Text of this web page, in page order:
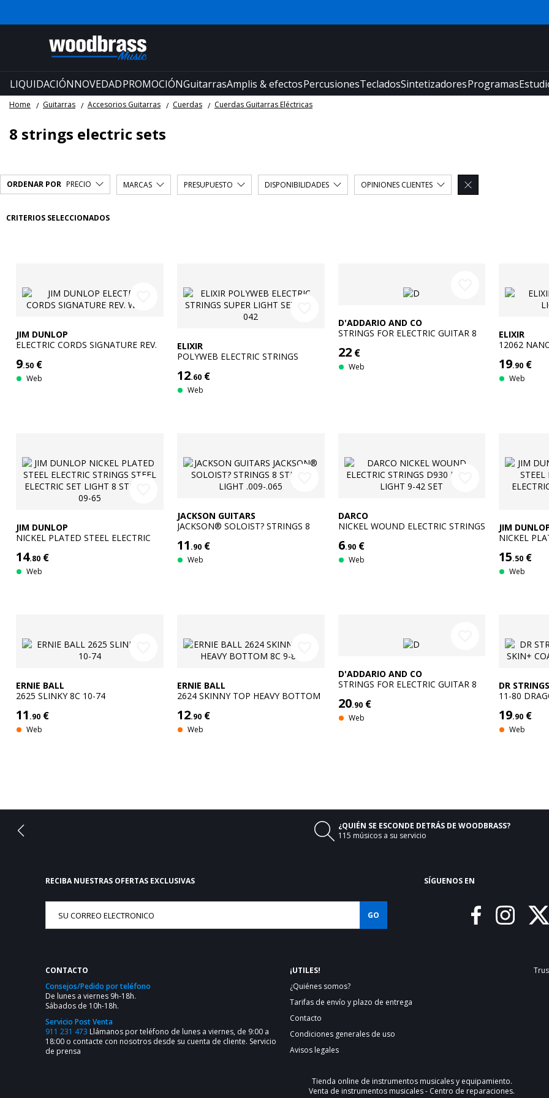
LIQUIDACIÓNNOVEDADPROMOCIÓNGuitarrasAmplis & efectosPercusionesTecladosSintetizadoresProgramas
Home Guitarras Accesorios Guitarras Cuerdas Cuerdas Guitarras Eléctricas
8 strings electric sets
ORDENAR POR PRECIO MARCAS PRESUPUESTO DISPONIBILIDADES OPINIONES CLIENTES 
CRITERIOS SELECCIONADOS
JIM DUNLOP
ELECTRIC CORDS SIGNATURE REV.
!9-11-16-24-32-42-42
9.50 €
Web
ELIXIR
POLYWEB ELECTRIC STRINGS
12.60€
Web
D'ADDARIO AND CO
STRINGS FOR ELECTRIC GUITAR 8
HIGH-PITCHED LIGHT / HEAVY BASS
10-74
22€
Web
ELIXIR
12062
19.90 €
Web
JIM DUNLOP
NICKEL PLATED STEEL ELECTRIC
LIGHT 8 STRINGS 09-65
14.80 €
Web
JACKSON GUITARS
JACKSON® SOLOIST? STRINGS 8
11 .90€
Web
DARCO
NICKEL WOUND ELECTRIC STRINGS
6.90€
Web
JIM
NICKEL
74 8 STRINGS
15.50 €
Web
ERNIE BALL
2625 SLINKY 8C 10-74
11 .90 €
Web
ERNIE BALL
2624 SKINNY TOP HEAVY BOTTOM
12.90€
Web
D'ADDARIO AND CO
STRINGS FOR ELECTRIC GUITAR 8
SUPER LIGHT 09-80
20.90€
Web
DR STRINGS
11-80
19.90 €
Web

¿QUIÉN SE ESCONDE DETRÁS DE WOODBRASS?
115 músicos a su servicio
RECIBA NUESTRAS OFERTAS EXCLUSIVAS
GO
SÍGUENOS EN
CONTACTO
Consejos/Pedido por teléfono
De lunes a viernes 9h-18h.
Sábados de 10h-18h.
Servicio Post Venta
911 231 473 Llámanos por teléfono de lunes a viernes, de 9:00 a
18:00 o contacte con nosotros desde su cuenta de cliente. Servicio
de prensa
¡UTILES!
¿Quiénes somos?
Tarifas de envío y plazo de entrega
Contacto
Condiciones generales de uso
Avisos legales
Tienda online de instrumentos musicalesy equipamiento.
Venta de instrumentos musicales - Centro de reparaciones.